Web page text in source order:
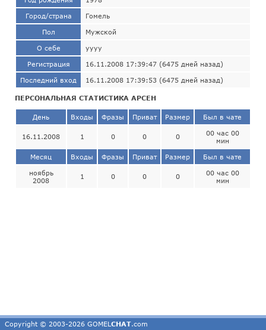
Город/страна Гомель
Пол Мужской
О себе уууу
Регистрация 16.11.2008 17:39:47 (6475 дней назад)
Последний вход 16.11.2008 17:39:53 (6475 дней назад)
ПЕРСОНАЛЬНАЯ СТАТИСТИКА АРСЕН
День Входы Фразы Приват Размер Был в чате
16.11.2008 1 0 0 0
00 час 00
мин
Месяц Входы Фразы Приват Размер Был в чате
ноябрь
2008
1 0 0 0
00 час 00
мин
Copyright © 2003-2026 GOMEL CHAT.com